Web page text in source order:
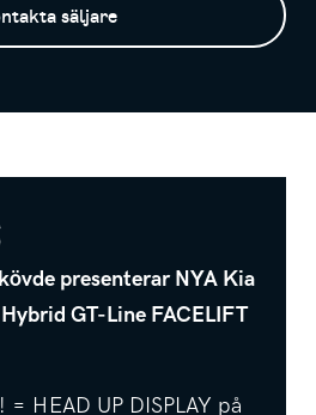
säljare
presenterar NYA Kia
GT-Line FACELIFT
HEAD UP DISPLAY på